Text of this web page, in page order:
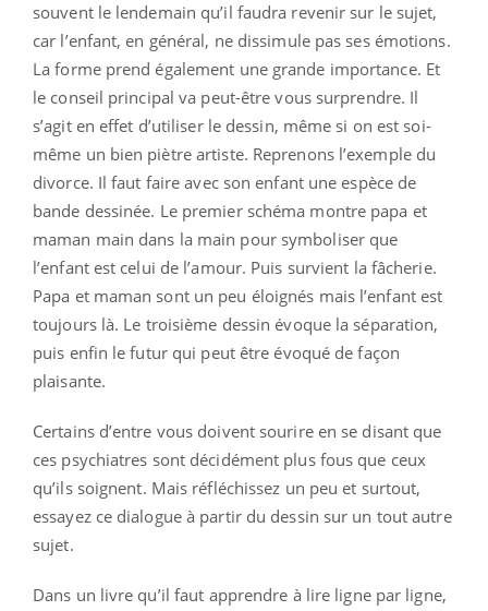
souvent le lendemain qu’il faudra revenir sur le sujet,
car l’enfant, en général, ne dissimule pas ses émotions.
La forme prend également une grande importance. Et
le conseil principal va peut-être vous surprendre. Il
s’agit en effet d’utiliser le dessin, même si on est soi-
même un bien piètre artiste. Reprenons l’exemple du
divorce. Il faut faire avec son enfant une espèce de
bande dessinée. Le premier schéma montre papa et
maman main dans la main pour symboliser que
l’enfant est celui de l’amour. Puis survient la fâcherie.
Papa et maman sont un peu éloignés mais l’enfant est
toujours là. Le troisième dessin évoque la séparation,
puis enfin le futur qui peut être évoqué de façon
plaisante.
Certains d’entre vous doivent sourire en se disant que
ces psychiatres sont décidément plus fous que ceux
qu’ils soignent. Mais réfléchissez un peu et surtout,
essayez ce dialogue à partir du dessin sur un tout autre
sujet.
Dans un livre qu’il faut apprendre à lire ligne par ligne,